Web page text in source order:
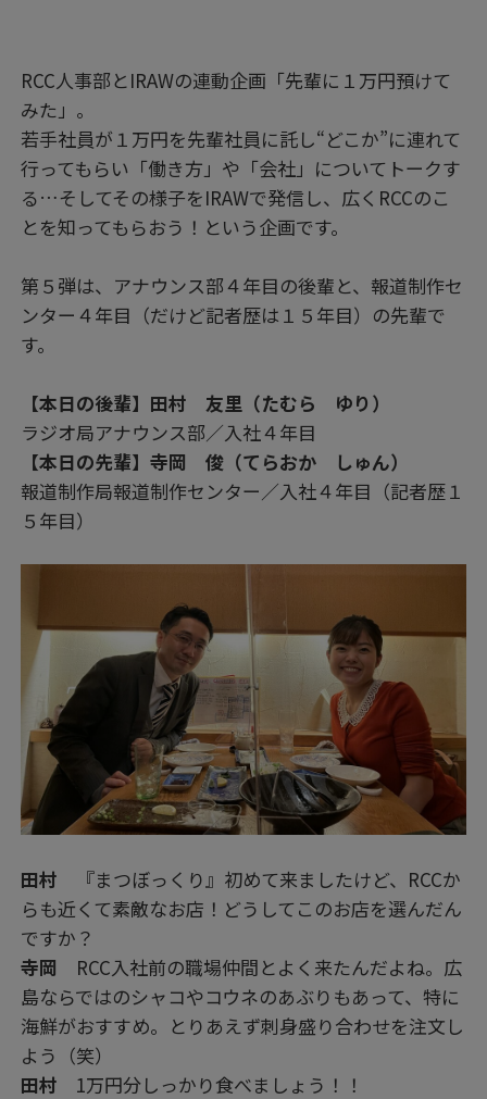
RCC人事部とIRAWの連動企画「先輩に１万円預けて
みた」。
若手社員が１万円を先輩社員に託し“どこか”に連れて
行ってもらい「働き方」や「会社」についてトークす
る…そしてその様子をIRAWで発信し、広くRCCのこ
とを知ってもらおう！という企画です。
第５弾は、アナウンス部４年目の後輩と、報道制作セ
ンター４年目（だけど記者歴は１５年目）の先輩で
す。
【本日の後輩】田村 友里（たむら ゆり）
ラジオ局アナウンス部／入社４年目
【本日の先輩】寺岡 俊（てらおか しゅん）
報道制作局報道制作センター／入社４年目（記者歴１
５年目）
田村 『まつぼっくり』初めて来ましたけど、RCCか
らも近くて素敵なお店！どうしてこのお店を選んだん
ですか？
寺岡 RCC入社前の職場仲間とよく来たんだよね。広
島ならではのシャコやコウネのあぶりもあって、特に
海鮮がおすすめ。とりあえず刺身盛り合わせを注文し
よう（笑）
田村 1万円分しっかり食べましょう！！